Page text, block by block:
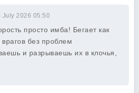
July 2026 05:50
просто имба! Бегает как
без проблем
и разрываешь их в клочья,